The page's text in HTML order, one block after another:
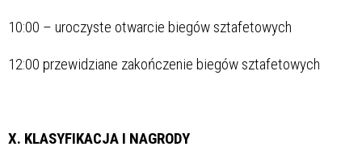
10:00 – uroczyste otwarcie biegów sztafetowych
12:00 przewidziane zakończenie biegów sztafetowych
X. KLASYFIKACJA I NAGRODY